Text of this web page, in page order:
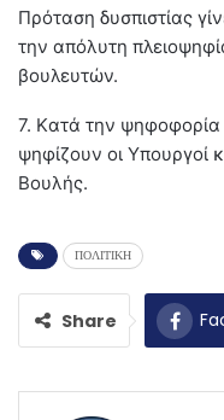
Πρόταση δυσπιστίας
την απόλυτη
βουλευτών.
7. Kατά την ψηφοφορία
ψηφίζουν οι Yπουργοί
Bουλής.
ΠΟΛΙΤΙΚΗ
Share